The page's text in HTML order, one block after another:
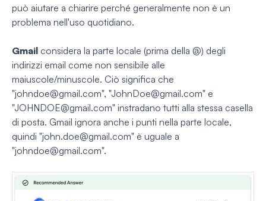
può aiutare a chiarire perché generalmente non è un
problema nell'uso quotidiano.
Gmail considera la parte locale (prima della @) degli
indirizzi email come non sensibile alle
maiuscole/minuscole. Ciò significa che
"johndoe@gmail.com", "JohnDoe@gmail.com" e
"JOHNDOE@gmail.com" instradano tutti alla stessa casella
di posta. Gmail ignora anche i punti nella parte locale,
quindi "john.doe@gmail.com" è uguale a
"johndoe@gmail.com".